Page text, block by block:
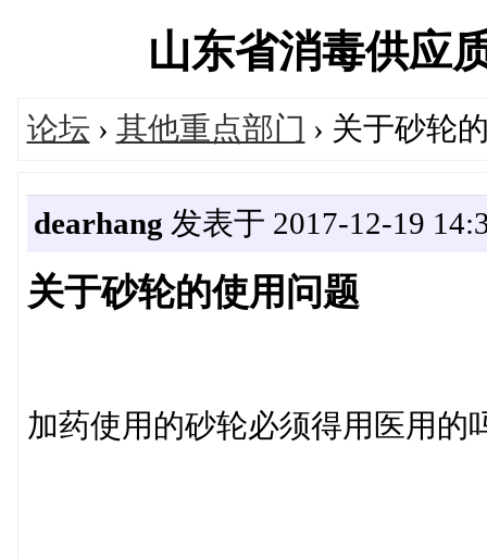
山东省消毒供应
论坛 › 其他重点部门 › 关于砂轮
dearhang 发表于 2017-12-19
关于砂轮的使用问题
加药使用的砂轮必须得用医用的